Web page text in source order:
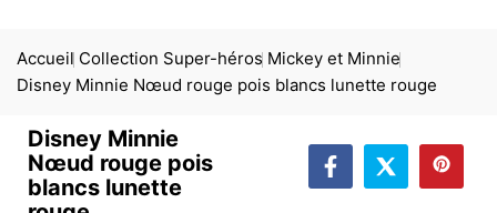
Accueil Collection Super-héros Mickey et Minnie
Disney Minnie Nœud rouge pois blancs lunette rouge
Disney Minnie
Nœud rouge pois
blancs lunette